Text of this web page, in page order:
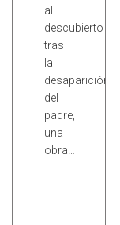
al
descubierto
tras
la
desaparición
del
padre,
una
obra…